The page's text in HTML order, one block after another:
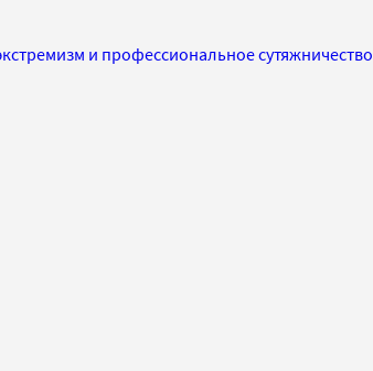
и профессиональное сутяжничество